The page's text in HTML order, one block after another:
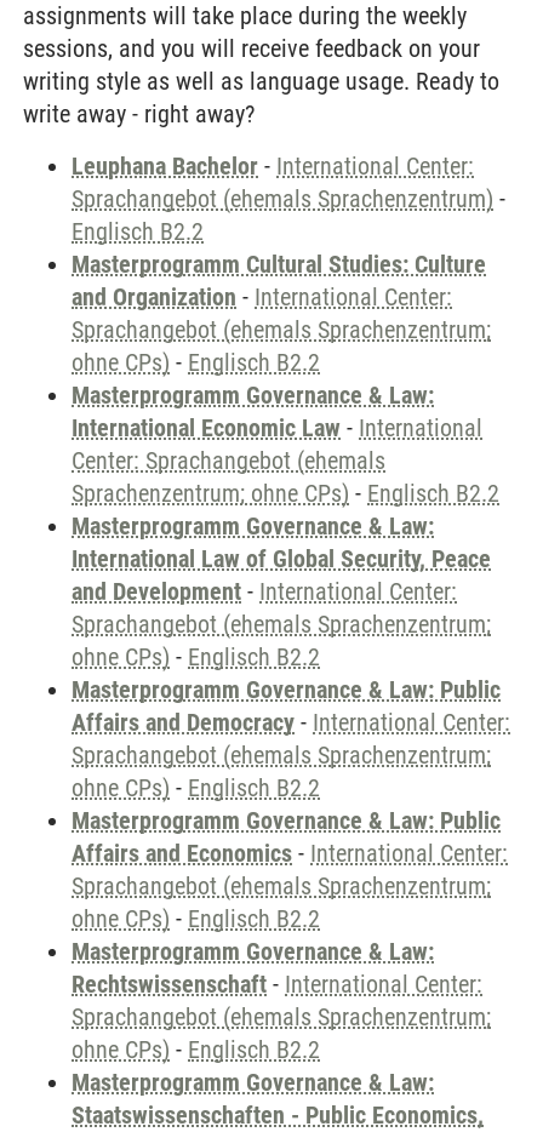
assignments will take place during the weekly
sessions, and you will receive feedback on your
writing style as well as language usage. Ready to
write away - right away?
Leuphana Bachelor - International Center:
Sprachangebot (ehemals Sprachenzentrum) -
Englisch B2.2
Masterprogramm Cultural Studies: Culture
and Organization - International Center:
Sprachangebot (ehemals Sprachenzentrum;
ohne CPs) - Englisch B2.2
Masterprogramm Governance & Law:
International Economic Law - International
Center: Sprachangebot (ehemals
Sprachenzentrum; ohne CPs) - Englisch B2.2
Masterprogramm Governance & Law:
International Law of Global Security, Peace
and Development - International Center:
Sprachangebot (ehemals Sprachenzentrum;
ohne CPs) - Englisch B2.2
Masterprogramm Governance & Law: Public
Affairs and Democracy - International Center:
Sprachangebot (ehemals Sprachenzentrum;
ohne CPs) - Englisch B2.2
Masterprogramm Governance & Law: Public
Affairs and Economics - International Center:
Sprachangebot (ehemals Sprachenzentrum;
ohne CPs) - Englisch B2.2
Masterprogramm Governance & Law:
Rechtswissenschaft - International Center:
Sprachangebot (ehemals Sprachenzentrum;
ohne CPs) - Englisch B2.2
Masterprogramm Governance & Law:
Staatswissenschaften - Public Economics,